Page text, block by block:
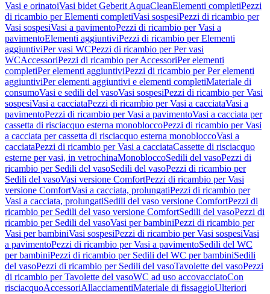
Vasi e orinatoiVasi bidet Geberit AquaCleanElementi completiPezzi
di ricambio per Elementi completiVasi sospesiPezzi di ricambio per
Vasi sospesiVasi a pavimentoPezzi di ricambio per Vasi a
pavimentoElementi aggiuntiviPezzi di ricambio per Elementi
aggiuntiviPer vasi WCPezzi di ricambio per Per vasi
WCAccessoriPezzi di ricambio per AccessoriPer elementi
completiPer elementi aggiuntiviPezzi di ricambio per Per elementi
aggiuntiviPer elementi aggiuntivi e elementi completiMateriale di
consumoVasi e sedili del vasoVasi sospesiPezzi di ricambio per Vasi
sospesiVasi a cacciataPezzi di ricambio per Vasi a cacciataVasi a
pavimentoPezzi di ricambio per Vasi a pavimentoVasi a cacciata per
cassetta di risciacquo esterna monobloccoPezzi di ricambio per Vasi
a cacciata per cassetta di risciacquo esterna monobloccoVasi a
cacciataPezzi di ricambio per Vasi a cacciataCassette di risciacquo
esterne per vasi, in vetrochinaMonobloccoSedili del vasoPezzi di
ricambio per Sedili del vasoSedili del vasoPezzi di ricambio per
Sedili del vasoVasi versione ComfortPezzi di ricambio per Vasi
versione ComfortVasi a cacciata, prolungatiPezzi di ricambio per
Vasi a cacciata, prolungatiSedili del vaso versione ComfortPezzi di
ricambio per Sedili del vaso versione ComfortSedili del vasoPezzi di
ricambio per Sedili del vasoVasi per bambiniPezzi di ricambio per
Vasi per bambiniVasi sospesiPezzi di ricambio per Vasi sospesiVasi
a pavimentoPezzi di ricambio per Vasi a pavimentoSedili del WC
per bambiniPezzi di ricambio per Sedili del WC per bambiniSedili
del vasoPezzi di ricambio per Sedili del vasoTavolette del vasoPezzi
di ricambio per Tavolette del vasoWC ad uso accovacciatoCon
risciacquoAccessoriAllacciamentiMateriale di fissaggioUlteriori